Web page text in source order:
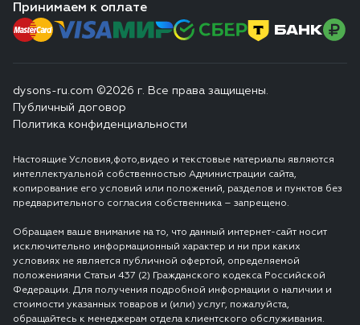
Принимаем к оплате
dysons-ru.com ©2026 г. Все права защищены.
Публичный договор
Политика конфиденциальности
Настоящие Условия,фото,видео и текстовые материалы являются
интеллектуальной собственностью Администрации сайта,
копирование его условий или положений, разделов и пунктов без
предварительного согласия собственника – запрещено.
Обращаем ваше внимание на то, что данный интернет-сайт носит
исключительно информационный характер и ни при каких
условиях не является публичной офертой, определяемой
положениями Статьи 437 (2) Гражданского кодекса Российской
Федерации. Для получения подробной информации о наличии и
стоимости указанных товаров и (или) услуг, пожалуйста,
обращайтесь к менеджерам отдела клиентского обслуживания.